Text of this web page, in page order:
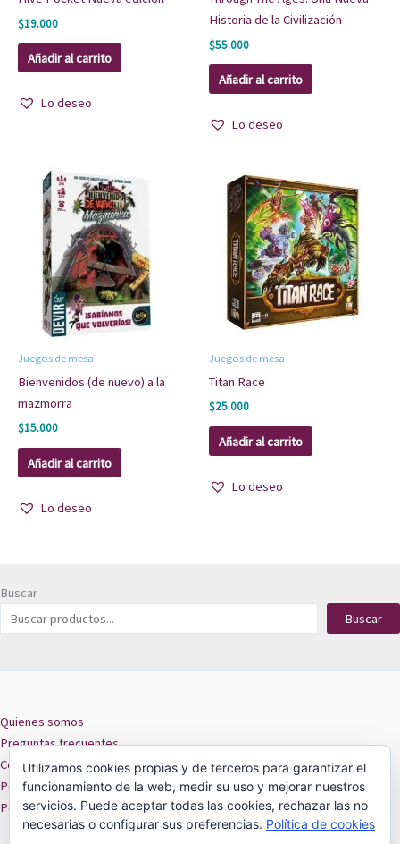
$19.000
Añadir al carrito
Lo deseo
Historia de la Civilización
$55.000
Añadir al carrito
Lo deseo
Juegos de mesa
Bienvenidos (de nuevo) a la
mazmorra
$15.000
Añadir al carrito
Lo deseo
Juegos de mesa
Titan Race
$25.000
Añadir al carrito
Lo deseo
Buscar
Buscar
Quienes somos
Preguntas frecuentes
Contacto
Políticas de privacidad
Políticas de cookies
Utilizamos cookies propias y de terceros para garantizar el
funcionamiento de la web, medir su uso y mejorar nuestros
servicios. Puede aceptar todas las cookies, rechazar las no
necesarias o configurar sus preferencias. Política de cookies